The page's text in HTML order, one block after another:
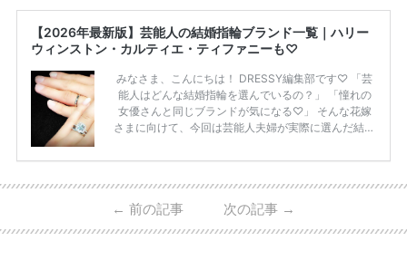
【2026年最新版】芸能人の結婚指輪ブランド一覧｜ハリー
ウィンストン・カルティエ・ティファニーも♡
みなさま、こんにちは！ DRESSY編集部です♡ 「芸
能人はどんな結婚指輪を選んでいるの？」 「憧れの
女優さんと同じブランドが気になる♡」 そんな花嫁
さまに向けて、今回は芸能人夫婦が実際に選んだ結婚
ーウィンストンやカルティエ、ティファニーなど世界
日本で人気のブランドまで幅広くご紹介。 さらに、
・愛用している芸能人夫婦 ・リングの特徴や魅力 ・
← 前の記事 次の記事 →